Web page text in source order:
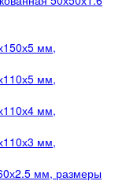
мм,
мм,
мм,
мм,
мм, размеры